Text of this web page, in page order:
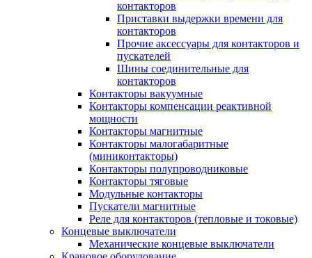
контакторов
Приставки выдержки времени для
контакторов
Прочие аксессуары для контакторов и
пускателей
Шины соединительные для
контакторов
Контакторы вакуумные
Контакторы компенсации реактивной
мощности
Контакторы магнитные
Контакторы малогабаритные
(миниконтакторы)
Контакторы полупроводниковые
Контакторы тяговые
Модульные контакторы
Пускатели магнитные
Реле для контакторов (тепловые и токовые)
Концевые выключатели
Механические концевые выключатели